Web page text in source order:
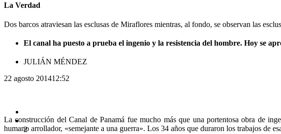
La Verdad
Dos barcos atraviesan las esclusas de Miraflores mientras, al fondo, se observan las
El canal ha puesto a prueba el ingenio y la resistencia del hombre. Hoy se
JULIÁN MÉNDEZ
22 agosto 201412:52
2
La construcción del Canal de Panamá fue mucho más que una portentosa obra de
humano arrollador, «semejante a una guerra». Los 34 años que duraron los trabajos de